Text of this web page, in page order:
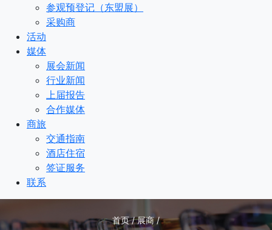
参观预登记（东盟展）
采购商
活动
媒体
展会新闻
行业新闻
上届报告
合作媒体
商旅
交通指南
酒店住宿
签证服务
联系
首页 / 展商 /